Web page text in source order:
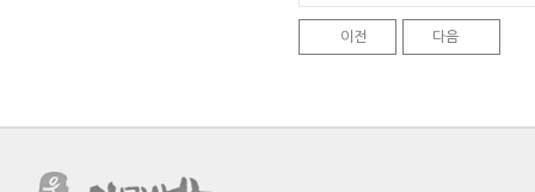
이전 다음